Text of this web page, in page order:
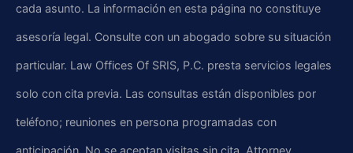
cada asunto. La información en esta página no constituye
asesoría legal. Consulte con un abogado sobre su situación
particular. Law Offices Of SRIS, P.C. presta servicios legales
solo con cita previa. Las consultas están disponibles por
teléfono; reuniones en persona programadas con
anticipación. No se aceptan visitas sin cita. Attorney